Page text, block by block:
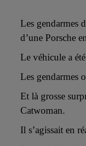
7h00 -
Les gendarmes
d’une Porsche
Le véhicule a été
Les gendarmes
Et là grosse
Catwoman.
Il s’agissait en